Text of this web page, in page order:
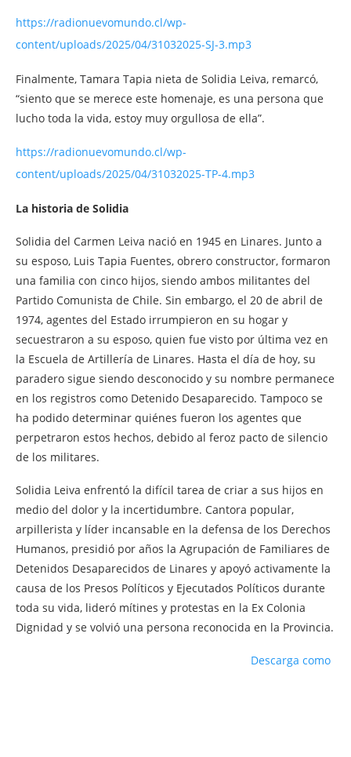
https://radionuevomundo.cl/wp-
content/uploads/2025/04/31032025-SJ-3.mp3
Finalmente, Tamara Tapia nieta de Solidia Leiva, remarcó,
“siento que se merece este homenaje, es una persona que
lucho toda la vida, estoy muy orgullosa de ella”.
https://radionuevomundo.cl/wp-
content/uploads/2025/04/31032025-TP-4.mp3
La historia de Solidia
Solidia del Carmen Leiva nació en 1945 en Linares. Junto a
su esposo, Luis Tapia Fuentes, obrero constructor, formaron
una familia con cinco hijos, siendo ambos militantes del
Partido Comunista de Chile. Sin embargo, el 20 de abril de
1974, agentes del Estado irrumpieron en su hogar y
secuestraron a su esposo, quien fue visto por última vez en
la Escuela de Artillería de Linares. Hasta el día de hoy, su
paradero sigue siendo desconocido y su nombre permanece
en los registros como Detenido Desaparecido. Tampoco se
ha podido determinar quiénes fueron los agentes que
perpetraron estos hechos, debido al feroz pacto de silencio
de los militares.
Solidia Leiva enfrentó la difícil tarea de criar a sus hijos en
medio del dolor y la incertidumbre. Cantora popular,
arpillerista y líder incansable en la defensa de los Derechos
Humanos, presidió por años la Agrupación de Familiares de
Detenidos Desaparecidos de Linares y apoyó activamente la
causa de los Presos Políticos y Ejecutados Políticos durante
toda su vida, lideró mítines y protestas en la Ex Colonia
Dignidad y se volvió una persona reconocida en la Provincia.
Descarga como